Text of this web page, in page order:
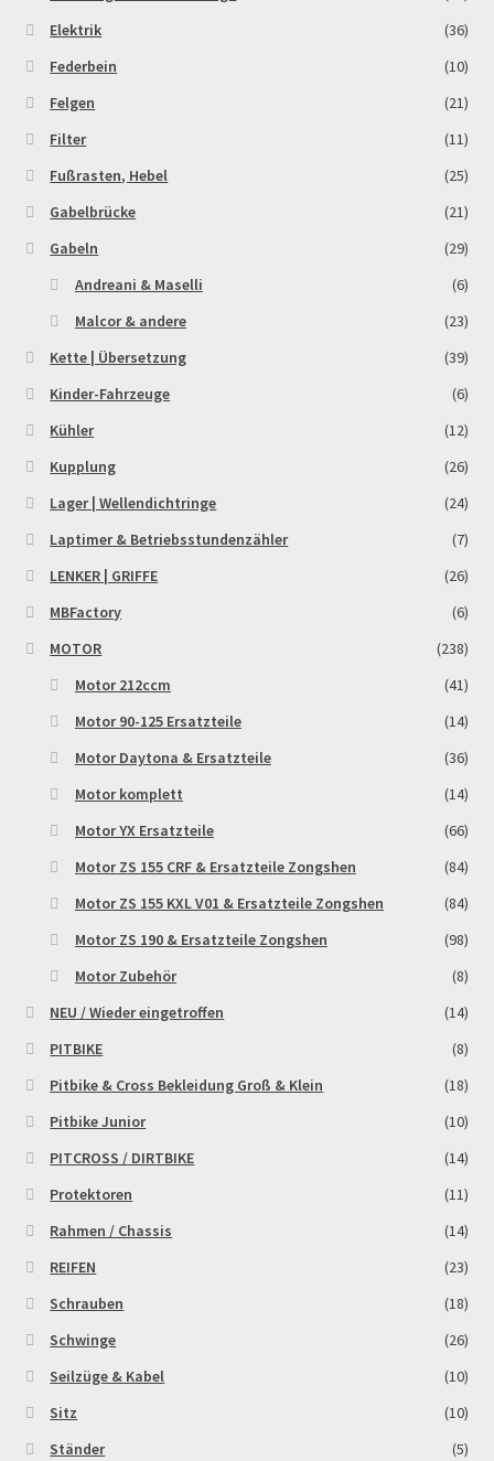
Elektrik
(36)
Federbein
(10)
Felgen
(21)
Filter
(11)
Fußrasten, Hebel
(25)
Gabelbrücke
(21)
Gabeln
(29)
Andreani & Maselli
(6)
Malcor & andere
(23)
Kette | Übersetzung
(39)
Kinder-Fahrzeuge
(6)
Kühler
(12)
Kupplung
(26)
Lager | Wellendichtringe
(24)
Laptimer & Betriebsstundenzähler
(7)
LENKER | GRIFFE
(26)
MBFactory
(6)
MOTOR
(238)
Motor 212ccm
(41)
Motor 90-125 Ersatzteile
(14)
Motor Daytona & Ersatzteile
(36)
Motor komplett
(14)
Motor YX Ersatzteile
(66)
Motor ZS 155 CRF & Ersatzteile Zongshen
(84)
Motor ZS 155 KXL V01 & Ersatzteile Zongshen
(84)
Motor ZS 190 & Ersatzteile Zongshen
(98)
Motor Zubehör
(8)
NEU / Wieder eingetroffen
(14)
PITBIKE
(8)
Pitbike & Cross Bekleidung Groß & Klein
(18)
Pitbike Junior
(10)
PITCROSS / DIRTBIKE
(14)
Protektoren
(11)
Rahmen / Chassis
(14)
REIFEN
(23)
Schrauben
(18)
Schwinge
(26)
Seilzüge & Kabel
(10)
Sitz
(10)
Ständer
(5)